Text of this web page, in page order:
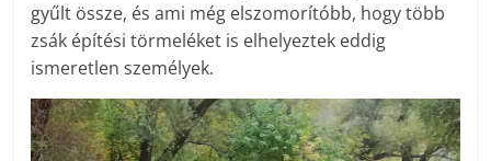
gyűlt össze, és ami még elszomorítóbb, hogy több
zsák építési törmeléket is elhelyeztek eddig
ismeretlen személyek.